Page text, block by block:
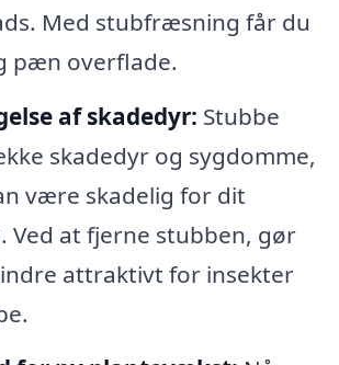
Med stubfræsning får du
pæn overflade.
af skadedyr: Stubbe
skadedyr og sygdomme,
være skadelig for dit
Ved at fjerne stubben, gør
attraktivt for insekter